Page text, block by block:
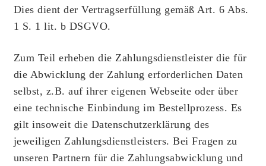
Dies dient der Vertragserfüllung gemäß Art. 6 Abs.
1 S. 1 lit. b DSGVO.
Zum Teil erheben die Zahlungsdienstleister die für
die Abwicklung der Zahlung erforderlichen Daten
selbst, z.B. auf ihrer eigenen Webseite oder über
eine technische Einbindung im Bestellprozess. Es
gilt insoweit die Datenschutzerklärung des
jeweiligen Zahlungsdienstleisters. Bei Fragen zu
unseren Partnern für die Zahlungsabwicklung und